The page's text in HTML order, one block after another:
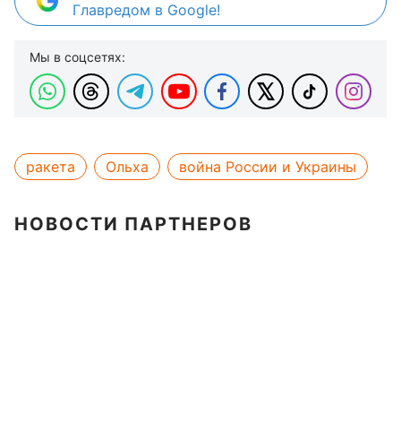
Главредом в Google!
Мы в соцсетях:
ракета Ольха война России и Украины
НОВОСТИ ПАРТНЕРОВ